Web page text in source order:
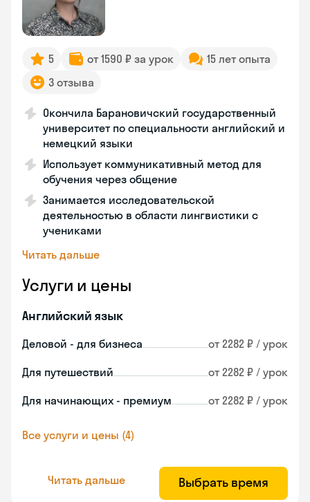
5 от 1590 ₽ за урок
15 лет опыта
3 отзыва
Окончила Барановичский государственный
университет по специальности английский и
немецкий языки
Использует коммуникативный метод для
обучения через общение
Занимается исследовательской
деятельностью в области лингвистики с
учениками
Читать дальше
Услуги и цены
Английский язык
Деловой - для бизнеса от 2282 ₽ / урок
Для путешествий от 2282 ₽ / урок
Для начинающих - премиум от 2282 ₽ / урок
Все услуги и цены (4)
Читать дальше Выбрать время